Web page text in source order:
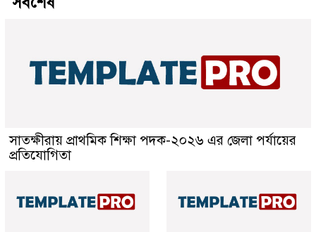
সাতক্ষীরায় প্রাথমিক শিক্ষা পদক-২০২৬ এর জেলা পর্যায়ের
প্রতিযোগিতা